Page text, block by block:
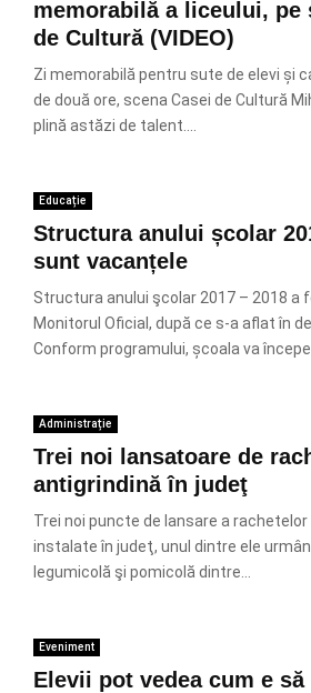
memorabilă a liceului, pe
de Cultură (VIDEO)
Zi memorabilă pentru sute de elevi și
de două ore, scena Casei de Cultură
plină astăzi de talent....
Educație
Structura anului școlar
sunt vacanțele
Structura anului şcolar 2017 – 2018 a
Monitorul Oficial, după ce s-a aflat în
Conform programului, școala va începe...
Administrație
Trei noi lansatoare de
antigrindină în judeţ
Trei noi puncte de lansare a
instalate în judeţ, unul dintre ele
legumicolă şi pomicolă dintre...
Eveniment
Elevii pot vedea cum e